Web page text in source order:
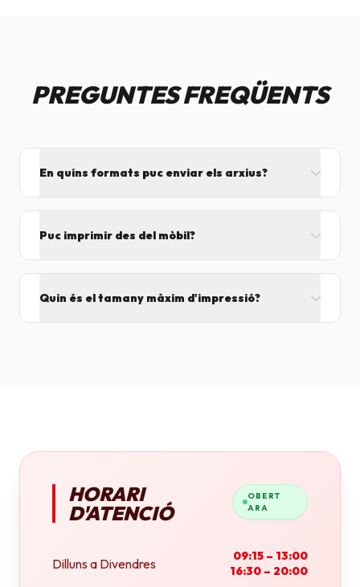
PREGUNTES FREQÜENTS
En quins formats puc enviar els arxius?
Word i Excel.
Puc imprimir des del mòbil?
Quin és el tamany màxim d'impressió?
HORARI
D'ATENCIÓ
OBERT
ARA
Dilluns a Divendres
09:15 – 13:00
16:30 – 20:00